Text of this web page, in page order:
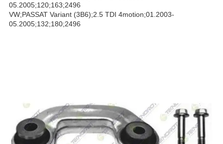
05.2005;120;163;2496
VW;PASSAT Variant (3B6);2.5 TDI 4motion;01.2003-
05.2005;132;180;2496